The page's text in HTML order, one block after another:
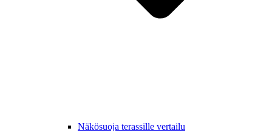
Näkösuoja terassille vertailu